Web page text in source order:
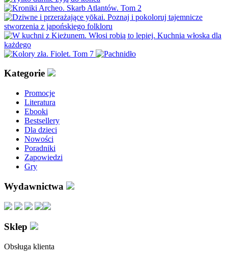
Kategorie
Promocje
Literatura
Ebooki
Bestsellery
Dla dzieci
Nowości
Poradniki
Zapowiedzi
Gry
Wydawnictwa
Sklep
Obsługa klienta